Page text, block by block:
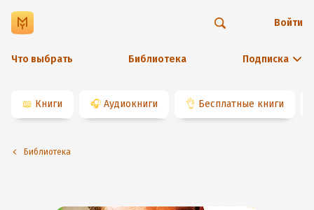
Что выбрать Библиотека Подписка
Войти
📖 Книги 🎧 Аудиокниги 👌 Бесплатные книги
Библиотека